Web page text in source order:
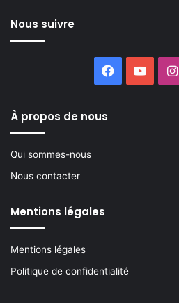
Nous suivre
Facebook
À propos de nous
Qui sommes-nous
Nous contacter
Mentions légales
Mentions légales
Politique de confidentialité